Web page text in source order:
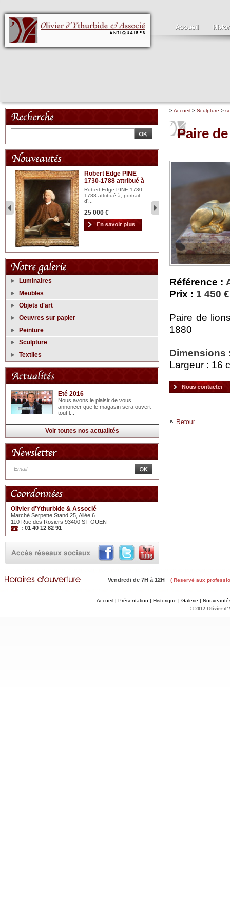
Robert Edge PINE
1730-1788 attribué à
Robert Edge PINE 1730-
1788 attribué à, portrait
d'...
25 000 € 2
Luminaires
Meubles
Objets d'art
Oeuvres sur papier
Peinture
Sculpture
Textiles
Eté 2016
Nous avons le plaisir de vous
annoncer que le magasin sera ouvert
tout l...
Voir toutes nos actualités
Olivier d'Ythurbide & Associé
Marché Serpette Stand 25, Allée 6
110 Rue des Rosiers 93400 ST OUEN
: 01 40 12 82 91
>Accueil > Sculpture >
Paire
Référence :
Prix : 1 450 €
Paire de
1880
Dimensions
Largeur : 16
Retour
Vendredi de 7H à 12H ( Reservé aux
Accueil | Présentation | Historique | Galerie |
© 2012 Olivier